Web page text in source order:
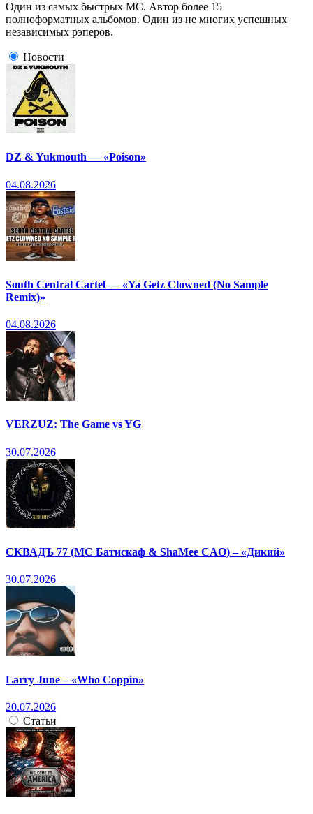
Один из самых быстрых МС. Автор более 15
полноформатных альбомов. Один из не многих успешных
независимых рэперов.
Новости
DZ & Yukmouth — «Poison»
04.08.2026
South Central Cartel — «Ya Getz Clowned (No Sample
Remix)»
04.08.2026
VERZUZ: The Game vs YG
30.07.2026
СКВАДЪ 77 (МС Батискаф & ShaMee CAO) – «Дикий»
30.07.2026
Larry June – «Who Coppin»
20.07.2026
Статьи